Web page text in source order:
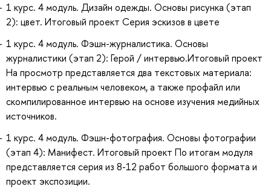
1 курс. 4 модуль. Дизайн одежды. Основы рисунка (этап
2): цвет. Итоговый проект Серия эскизов в цвете
1 курс. 4 модуль. Фэшн-журналистика. Основы
журналистики (этап 2): Герой / интервью.Итоговый проект
На просмотр представляется два текстовых материала:
интервью с реальным человеком, а также профайл или
скомпилированное интервью на основе изучения медийных
источников.
1 курс. 4 модуль. Фэшн-фотография. Основы фотографии
(этап 4): Манифест. Итоговый проект По итогам модуля
представляется серия из 8-12 работ большого формата и
проект экспозиции.